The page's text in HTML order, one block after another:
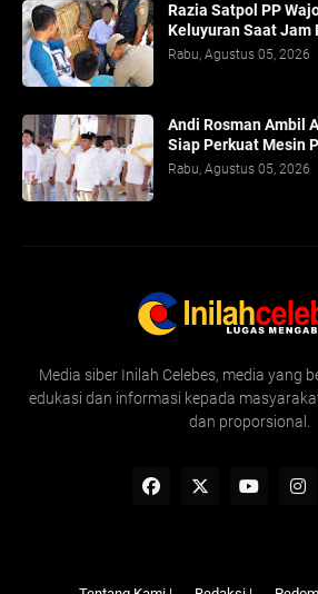
Razia Satpol PP
Keluyuran Saat Jam
Rabu, Agustus 05, 2026
Andi Rosman Ambil
Siap Perkuat Mesin
Rabu, Agustus 05, 2026
Media siber Inilah Celebes, media yang
edukasi dan informasi kepada
dan proporsional.